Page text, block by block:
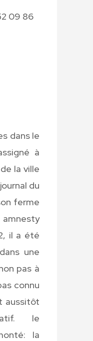
09 86
dans le
à
la ville
du
ferme
il a été
une
pas à
connu
aussitôt
le
la